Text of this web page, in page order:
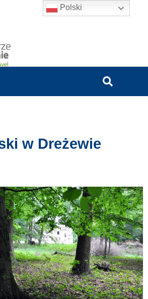
w Dreżewie
Polski